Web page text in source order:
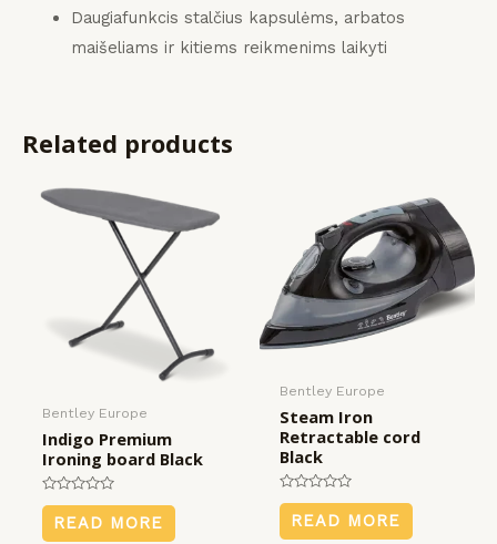
Daugiafunkcis stalčius kapsulėms, arbatos
maišeliams ir kitiems reikmenims laikyti
Related products
Bentley Europe
Indigo Premium
Ironing board Black
Rated
outREAD MORE
Bentley Europe
Steam Iron
Retractable cord
Black
Rated
out
of
READ MORE